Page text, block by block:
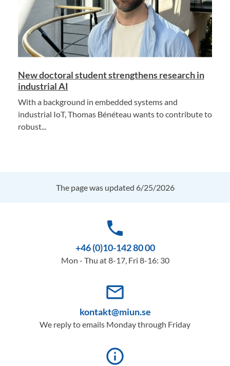
New doctoral student strengthens research in
industrial AI
With a background in embedded systems and
industrial IoT, Thomas Bénéteau wants to contribute to
robust...
The page was updated 6/25/2026
phone
+46 (0)10-142 80 00
Mon - Thu at 8-17, Fri 8-16: 30
mail_outline
kontakt@miun.se
We reply to emails Monday through Friday
info_outline